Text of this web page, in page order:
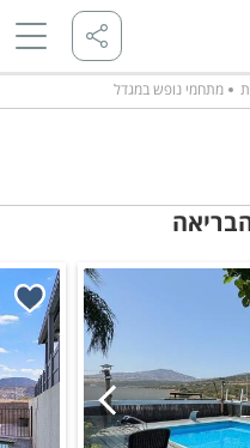
מתחמי נופש במגדל